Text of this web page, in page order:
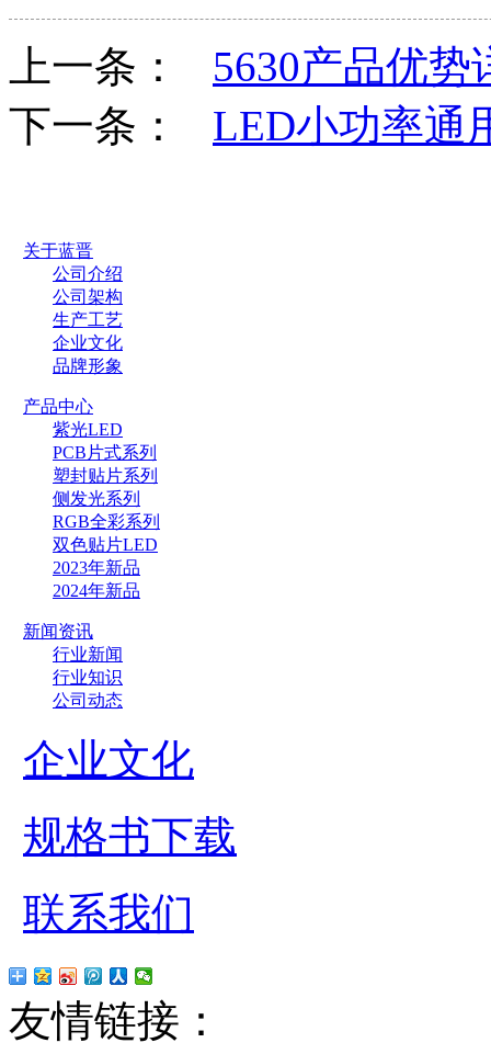
上一条： 5630产品优势
下一条： LED小功率通
关于蓝晋
公司介绍
公司架构
生产工艺
企业文化
品牌形象
产品中心
紫光LED
PCB片式系列
塑封贴片系列
侧发光系列
RGB全彩系列
双色贴片LED
2023年新品
2024年新品
新闻资讯
行业新闻
行业知识
公司动态
企业文化
规格书下载
联系我们
友情链接：